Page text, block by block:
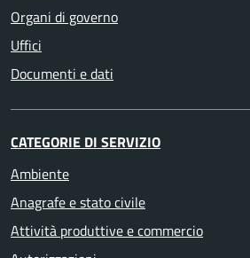
Organi di governo
Uffici
Documenti e dati
CATEGORIE DI SERVIZIO
Ambiente
Anagrafe e stato civile
Attività produttive e commercio